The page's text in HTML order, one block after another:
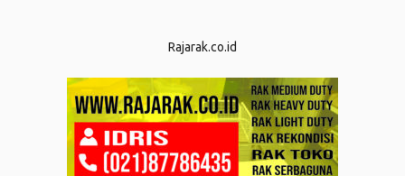
Rajarak.co.id